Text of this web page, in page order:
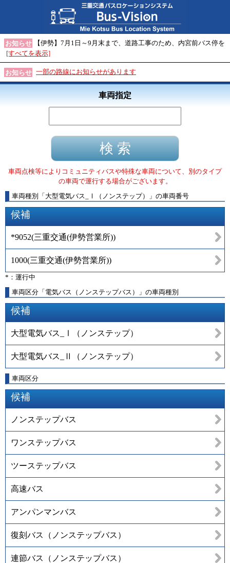
お知らせ
【伊勢】7月1日～9月末まで、道路工事のため、内宮前バス停を
[すべてを表示]
お知らせ 一部の路線にお知らせがあります
車両指定
車両点検等によりコミュニティバスや特殊な車両について、別のタイプ
の車両で運行する場合がございます。
車両種別
「 大型電気バス_Ⅰ（ノンステップ） 」 の車両番号
候補
*9052(三重交通(伊勢営業所))
1000(三重交通(伊勢営業所))
*：運行中
車両区分「電気バス（ノンステップバス）」の車両種別
候補
大型電気バス_Ⅰ（ノンステップ）
大型電気バス_Ⅱ（ノンステップ）
車両区分
候補
ノンステップバス
ワンステップバス
ツーステップバス
高速バス
アンパンマンバス
復刻バス（ノンステップバス）
連節バス（ノンステップバス）